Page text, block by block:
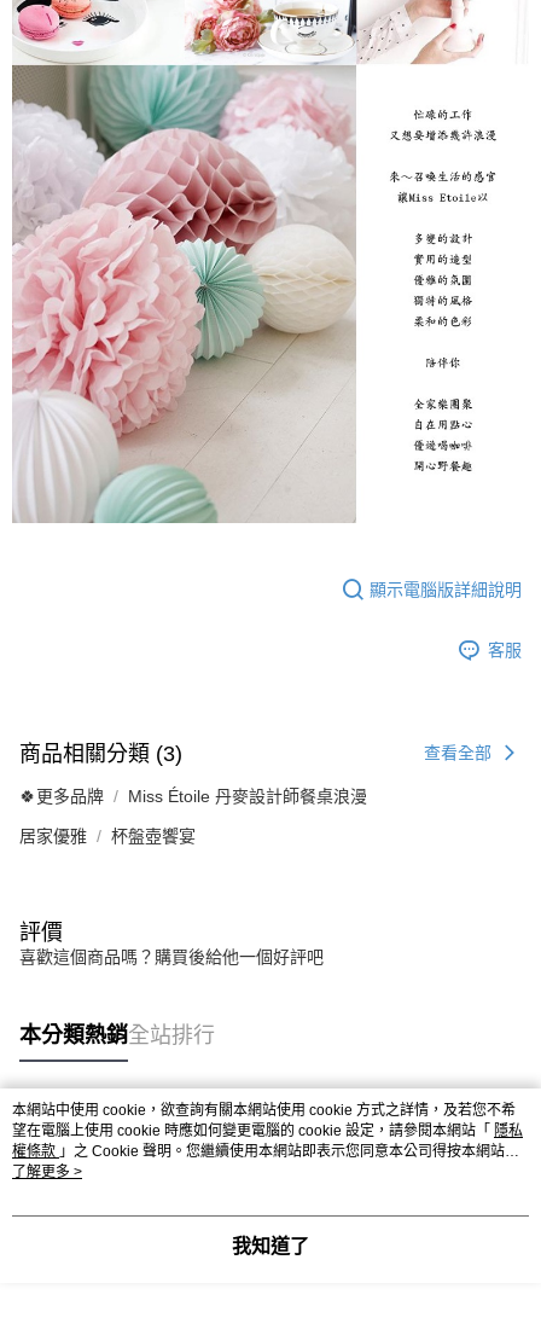
顯示電腦版詳細說明
客服
商品相關分類 (3) 查看全部
🍀更多品牌 Miss Étoile 丹麥設計師餐桌浪漫
居家優雅 杯盤壺饗宴
評價
喜歡這個商品嗎？購買後給他一個好評吧
本分類熱銷全站排行
熱門標籤
本網站中使用 cookie，欲查詢有關本網站使用 cookie 方式之詳情，及若您不希
望在電腦上使用 cookie 時應如何變更電腦的 cookie 設定，請參閱本網站「 隱私
權條款 」之 Cookie 聲明。您繼續使用本網站即表示您同意本公司得按本網站使
用條款之 Cookie 聲明使用 cookie。
了解更多 >
我知道了